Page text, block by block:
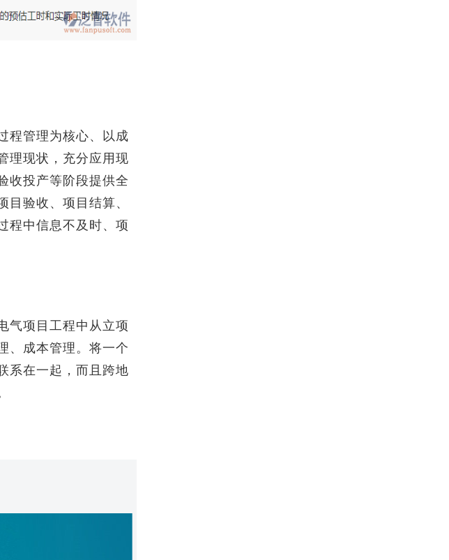
管理为核心、以成
理现状，充分应用现
收投产等阶段提供全
验收、项目结算、
程中信息不及时、项
项目工程中从立项
、成本管理。将一个
系在一起，而且跨地